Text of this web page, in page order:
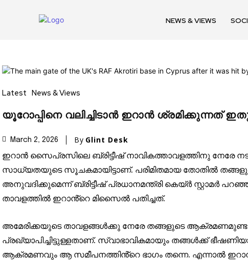
SUBSCRIBERS and
To subscribe, simply enter your
the subscribe button below. Don't
won't spam your inbox. Your
32,111
Followers
NEWS & VIEWS
Latest News & Views
യൂറോപ്പിനെ വലിച്ചിടാൻ ഇറാൻ ശ്രമിക്കുന്നത്
March 2, 2026 By Glint Desk
ഇറാൻ സൈപ്രസിലെ ബ്രിട്ടീഷ് നാവികത്താവളത്തിനു നേരേ
സാധ്യതയുടെ സൂചകമായിട്ടാണ്. പരിമിതമായ തോതിൽ
അനുവദിക്കുമെന്ന് ബ്രിട്ടീഷ് പ്രധാനമന്ത്രി കെയ്ർ സ്റ്റാമർ
താവളത്തിൽ ഇറാൻ്റെ മിസൈൽ പതിച്ചത്.
അമേരിക്കയുടെ താവളങ്ങൾക്കു നേരേ തങ്ങളുടെ
പ്രഖ്യാപിച്ചിട്ടുള്ളതാണ്. സ്വാഭാവികമായും തങ്ങൾക്ക്
ആക്രമണവും ആ സമീപനത്തിൻ്റെ ഭാഗം തന്നെ. എന്നാൽ